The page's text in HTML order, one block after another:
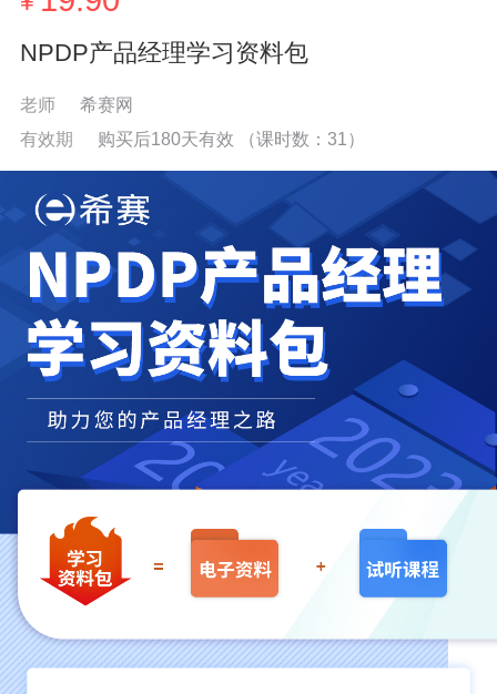
NPDP产品经理学习资料包
老师
希赛网
有效期
购买后180天有效 （课时数： 31 ）